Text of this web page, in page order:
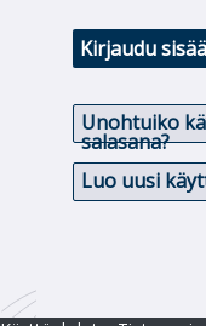
Kirjaudu
Unohtuiko
salasana?
Luo uusi